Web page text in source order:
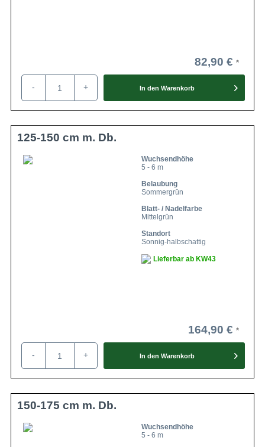
82,90 €
- + In den Warenkorb
125-150 cm m. Db.
Wuchsendhöhe
5 - 6 m
Belaubung
Sommergrün
Blatt- / Nadelfarbe
Mittelgrün
Standort
Sonnig-halbschattig
Lieferbar ab KW43
164,90 €
- + In den Warenkorb
150-175 cm m. Db.
Wuchsendhöhe
5 - 6 m